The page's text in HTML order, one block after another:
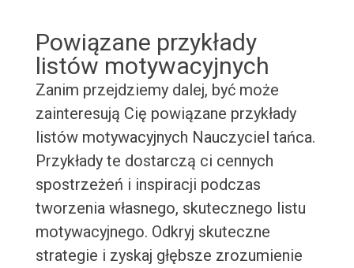
Powiązane przykłady
listów motywacyjnych
Zanim przejdziemy dalej, być może
zainteresują Cię powiązane przykłady
listów motywacyjnych Nauczyciel tańca.
Przykłady te dostarczą ci cennych
spostrzeżeń i inspiracji podczas
tworzenia własnego, skutecznego listu
motywacyjnego. Odkryj skuteczne
strategie i zyskaj głębsze zrozumienie